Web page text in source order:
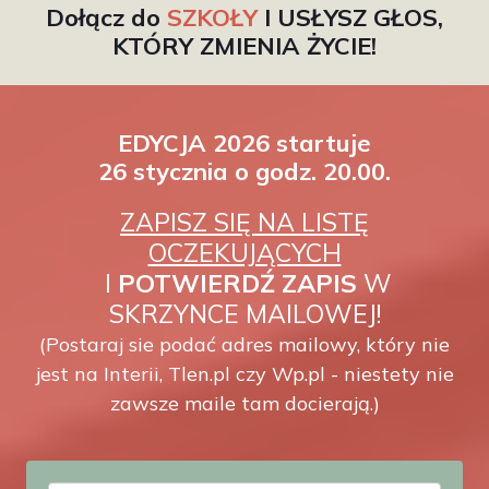
Dołącz do SZKOŁYI USŁYSZ GŁOS,
KTÓRY ZMIENIA ŻYCIE!
EDYCJA 2026 startuje
26 stycznia o godz. 20.00.
ZAPISZ SIĘ NA LISTĘ
OCZEKUJĄCYCH
I POTWIERDŹ ZAPIS W
SKRZYNCE MAILOWEJ!
(Postaraj sie podać adres mailowy, który nie
jest na Interii, Tlen.pl czy Wp.pl - niestety nie
zawsze maile tam docierają.)